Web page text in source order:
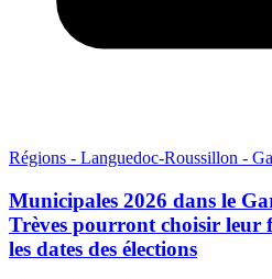
Régions - Languedoc-Roussillon -
Municipales 2026 dans le
Trèves pourront choisir leur
les dates des élections